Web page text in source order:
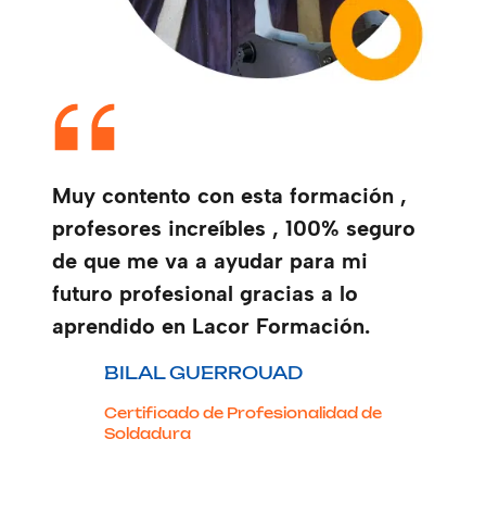
Muy contento con esta formación ,
profesores increíbles , 100% seguro
de que me va a ayudar para mi
futuro profesional gracias a lo
aprendido en Lacor Formación.
BILAL GUERROUAD
Certificado de Profesionalidad de
Soldadura